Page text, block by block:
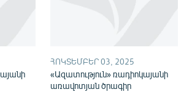
ՀՈԿՏԵՄԲԵՐ 03, 2025
«Ազատություն» ռադիոկայանի
առավոտյան ծրագիր